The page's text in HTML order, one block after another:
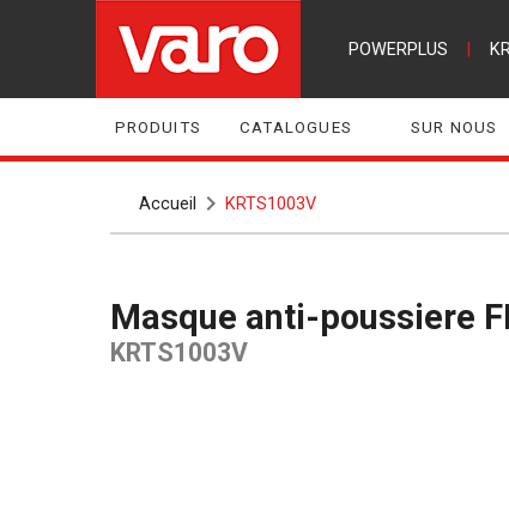
POWERPLUS
PRODUITS CATALOGUES SUR NOUS
Accueil KRTS1003V
Masque anti-poussiere
KRTS1003V